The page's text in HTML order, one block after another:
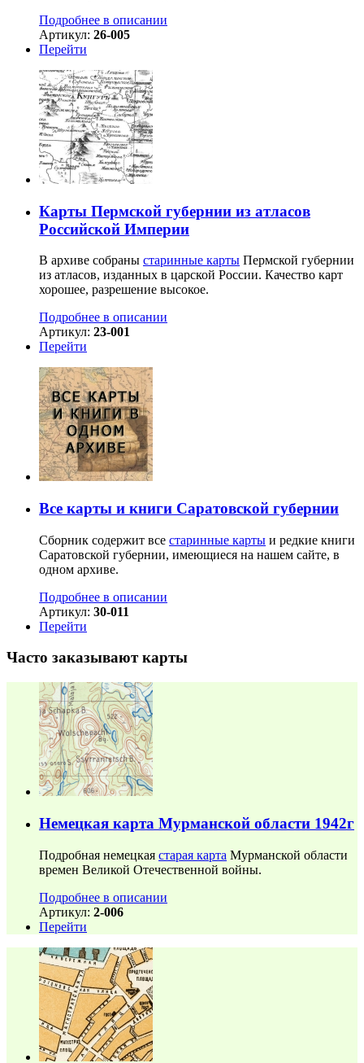
Подробнее в описании
Артикул: 26-005
Перейти
Карты Пермской губернии из атласов
Российской Империи
В архиве собраны старинные карты Пермской губернии
из атласов, изданных в царской России. Качество карт
хорошее, разрешение высокое.
Подробнее в описании
Артикул: 23-001
Перейти
Все карты и книги Саратовской губернии
Сборник содержит все старинные карты и редкие книги
Саратовской губернии, имеющиеся на нашем сайте, в
одном архиве.
Подробнее в описании
Артикул: 30-011
Перейти
Часто заказывают карты
Немецкая карта Мурманской области 1942г
Подробная немецкая старая карта Мурманской области
времен Великой Отечественной войны.
Подробнее в описании
Артикул: 2-006
Перейти